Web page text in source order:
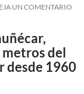
UN COMENTARIO
del
desde 1960